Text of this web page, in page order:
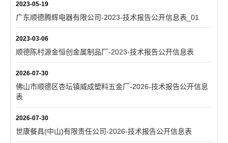
2023-05-19
广东顺德腾辉电器有限公司-2023-技术报告公开信息表_01
2023-03-06
顺德陈村源金恒创金属制品厂-2023-技术报告公开信息表
2026-07-30
佛山市顺德区杏坛镇威成塑料五金厂-2026-技术报告公开信息
表
2026-07-30
世康餐具(中山)有限责任公司-2026-技术报告公开信息表